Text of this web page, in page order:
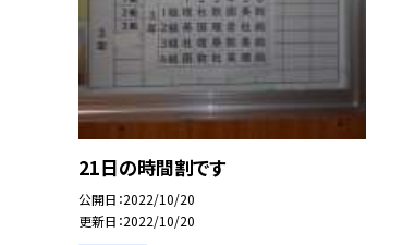
21日の時間割です
公開日 2022/10/20
更新日 2022/10/20